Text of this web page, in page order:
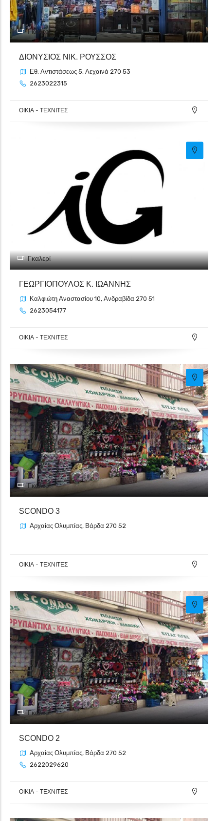
Γκαλερί
ΔΙΟΝΥΣΙΟΣ ΝΙΚ. ΡΟΥΣΣΟΣ
Εθ. Αντιστάσεως 5, Λεχαινά 270 53
2623022315
ΟΙΚΙΑ - ΤΕΧΝΙΤΕΣ
Γκαλερί
ΓΕΩΡΓΙΟΠΟΥΛΟΣ Κ. ΙΩΑΝΝΗΣ
Καλφιώτη Αναστασίου 10, Ανδραβίδα 270 51
2623054177
ΟΙΚΙΑ - ΤΕΧΝΙΤΕΣ
Γκαλερί
SCONDO 3
Αρχαίας Ολυμπίας, Βάρδα 270 52
ΟΙΚΙΑ - ΤΕΧΝΙΤΕΣ
Γκαλερί
SCONDO 2
Αρχαίας Ολυμπίας, Βάρδα 270 52
2622029620
ΟΙΚΙΑ - ΤΕΧΝΙΤΕΣ